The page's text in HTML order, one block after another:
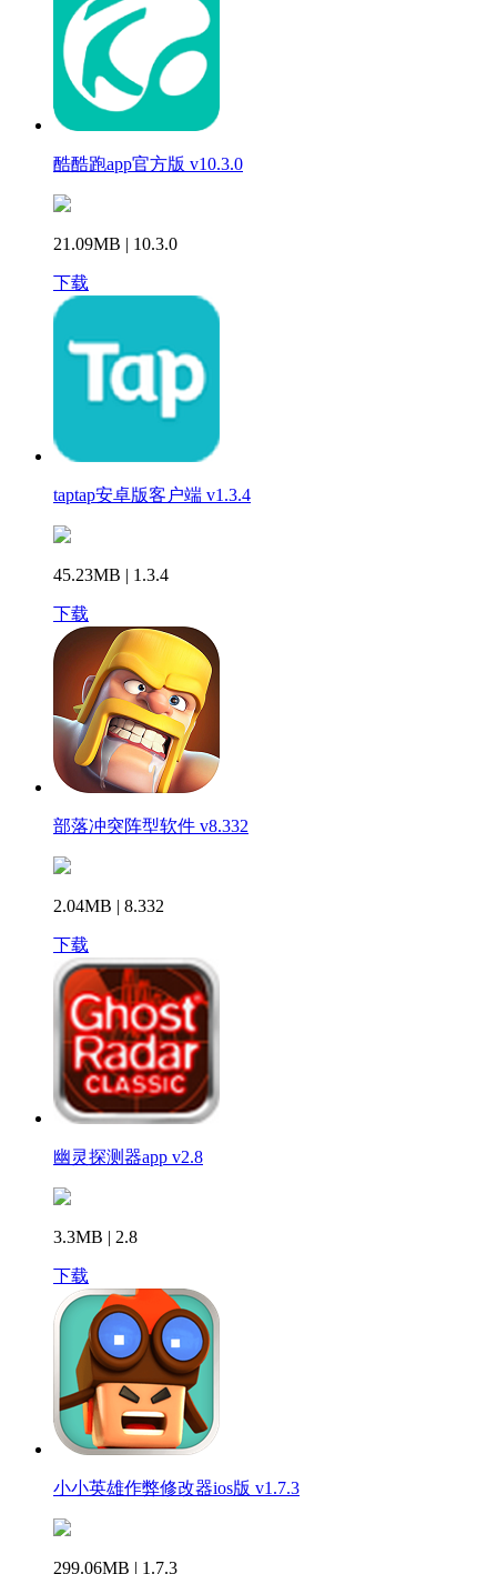
酷酷跑app官方版 v10.3.0
21.09MB | 10.3.0
下载
taptap安卓版客户端 v1.3.4
45.23MB | 1.3.4
下载
部落冲突阵型软件 v8.332
2.04MB | 8.332
下载
幽灵探测器app v2.8
3.3MB | 2.8
下载
小小英雄作弊修改器ios版 v1.7.3
299.06MB | 1.7.3